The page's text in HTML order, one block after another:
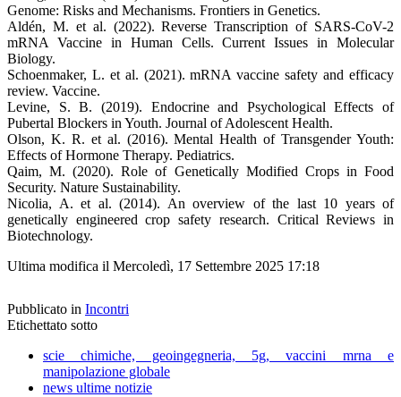
Genome: Risks and Mechanisms. Frontiers in Genetics.
Aldén, M. et al. (2022). Reverse Transcription of SARS-CoV-2
mRNA Vaccine in Human Cells. Current Issues in Molecular
Biology.
Schoenmaker, L. et al. (2021). mRNA vaccine safety and efficacy
review. Vaccine.
Levine, S. B. (2019). Endocrine and Psychological Effects of
Pubertal Blockers in Youth. Journal of Adolescent Health.
Olson, K. R. et al. (2016). Mental Health of Transgender Youth:
Effects of Hormone Therapy. Pediatrics.
Qaim, M. (2020). Role of Genetically Modified Crops in Food
Security. Nature Sustainability.
Nicolia, A. et al. (2014). An overview of the last 10 years of
genetically engineered crop safety research. Critical Reviews in
Biotechnology.
Ultima modifica il Mercoledì, 17 Settembre 2025 17:18
Pubblicato in Incontri
Etichettato sotto
scie chimiche, geoingegneria, 5g, vaccini mrna e
manipolazione globale
news ultime notizie